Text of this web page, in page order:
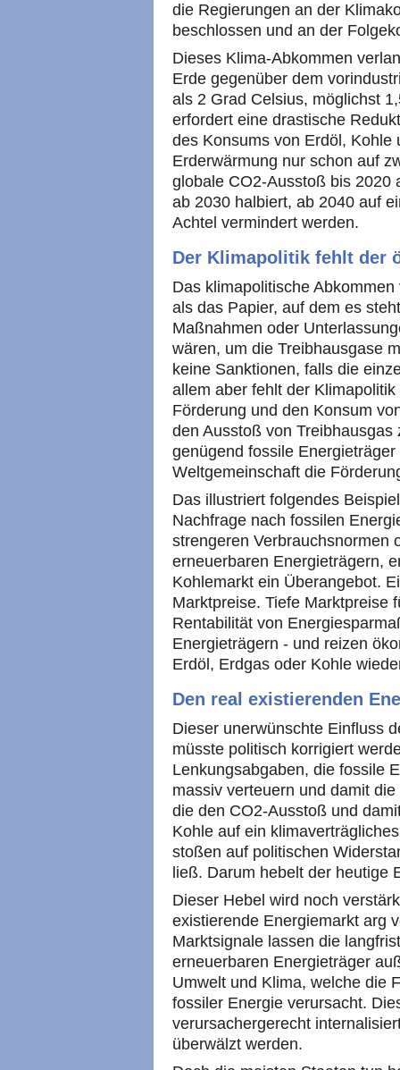
die Regierungen an der
beschlossen und an der
Dieses Klima-Abkommen
Erde gegenüber dem
als 2 Grad Celsius, möglichst
erfordert eine drastische
des Konsums von Erdöl, Kohle
Erderwärmung nur schon auf
globale CO2-Ausstoß bis 2020
ab 2030 halbiert, ab 2040 auf
Achtel vermindert werden.
Der Klimapolitik fehlt der
Das klimapolitische
als das Papier, auf dem es
Maßnahmen oder
wären, um die Treibhausgase
keine Sanktionen, falls die
allem aber fehlt der
Förderung und den Konsum
den Ausstoß von
genügend fossile
Weltgemeinschaft die
Das illustriert folgendes
Nachfrage nach fossilen
strengeren Verbrauchsnormen
erneuerbaren Energieträgern,
Kohlemarkt ein Überangebot.
Marktpreise. Tiefe Marktpreise
Rentabilität von
Energieträgern - und reizen
Erdöl, Erdgas oder Kohle
Den real existierenden
Dieser unerwünschte Einfluss
müsste politisch korrigiert
Lenkungsabgaben, die fossile
massiv verteuern und damit
die den CO2-Ausstoß und
Kohle auf ein
stoßen auf politischen
ließ. Darum hebelt der heutige
Dieser Hebel wird noch
existierende Energiemarkt arg
Marktsignale lassen die
erneuerbaren Energieträger
Umwelt und Klima, welche die
fossiler Energie verursacht.
verursachergerecht
überwälzt werden.